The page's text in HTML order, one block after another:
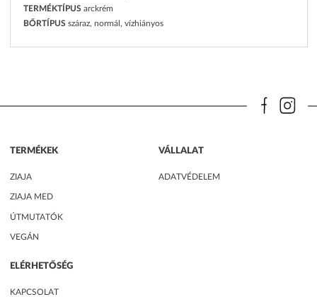
TERMÉKTÍPUS arckrém
BŐRTÍPUS száraz, normál, vízhiányos
TERMÉKEK
ZIAJA
ZIAJA MED
ÚTMUTATÓK
VEGÁN
VÁLLALAT
ADATVÉDELEM
ELÉRHETŐSÉG
KAPCSOLAT